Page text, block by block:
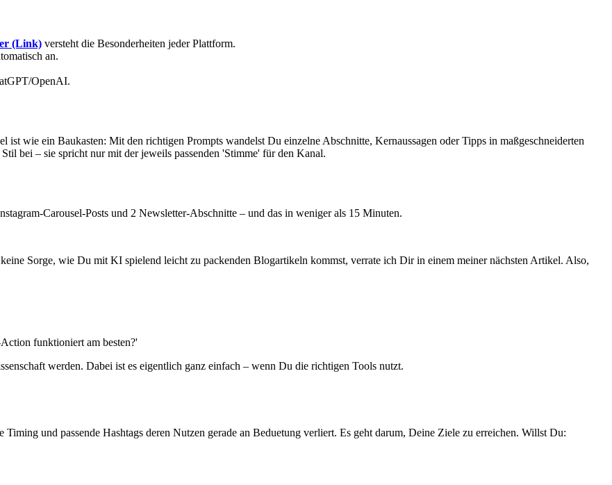
(Link) versteht die Besonderheiten jeder Plattform.
an.
OpenAI.
wie ein Baukasten: Mit den richtigen Prompts wandelst Du einzelne Abschnitte, Kernaussagen oder Tipps in maßgeschneiderten
bei – sie spricht nur mit der jeweils passenden 'Stimme' für den Kanal.
Carousel-Posts und 2 Newsletter-Abschnitte – und das in weniger als 15 Minuten.
Sorge, wie Du mit KI spielend leicht zu packenden Blogartikeln kommst, verrate ich Dir in einem meiner nächsten Artikel. Also,
funktioniert am besten?'
werden. Dabei ist es eigentlich ganz einfach – wenn Du die richtigen Tools nutzt.
und passende Hashtags deren Nutzen gerade an Beduetung verliert. Es geht darum, Deine Ziele zu erreichen. Willst Du: